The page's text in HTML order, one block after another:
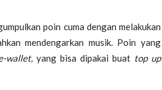
poin cuma dengan melakukan
mendengarkan musik. Poin yang
wallet, yang bisa dipakai buat top up